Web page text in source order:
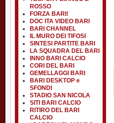
ROSSO
FORZA BARI!
DOC ITA VIDEO BARI
BARI CHANNEL
IL MURO DEI TIFOSI
SINTESI PARTITE BARI
LA SQUADRA DEL BARI
INNO BARI CALCIO
CORI DEL BARI
GEMELLAGGI BARI
BARI DESKTOP e
SFONDI
STADIO SAN NICOLA
SITI BARI CALCIO
RITIRO DEL BARI
CALCIO